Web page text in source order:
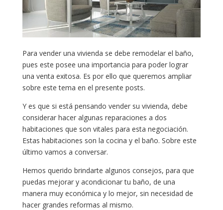
Para vender una vivienda se debe remodelar el baño,
pues este posee una importancia para poder lograr
una venta exitosa. Es por ello que queremos ampliar
sobre este tema en el presente posts.
Y es que si está pensando vender su vivienda, debe
considerar hacer algunas reparaciones a dos
habitaciones que son vitales para esta negociación.
Estas habitaciones son la cocina y el baño. Sobre este
último vamos a conversar.
Hemos querido brindarte algunos consejos, para que
puedas mejorar y acondicionar tu baño, de una
manera muy económica y lo mejor, sin necesidad de
hacer grandes reformas al mismo.